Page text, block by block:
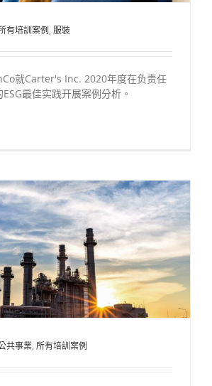
有培訓案例, 服裝
就Carter's Inc. 2020年度在负责任
最佳实践开展案例分析。
共事業, 所有培訓案例